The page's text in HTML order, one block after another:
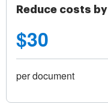
Reduce costs by
$30
per document